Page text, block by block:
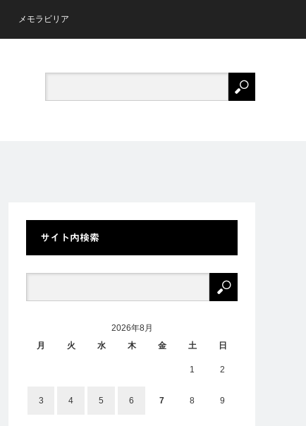
メモラビリア
サイト内検索
2026年8月
月
火 水 木 金 土 日
1 2
3 4 5 6 7 8 9